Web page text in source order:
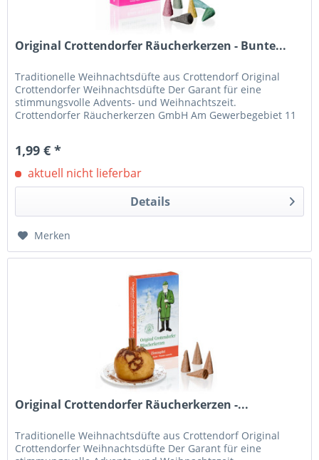
Original Crottendorfer Räucherkerzen - Bunte...
Traditionelle Weihnachtsdüfte aus Crottendorf Original
Crottendorfer Weihnachtsdüfte Der Garant für eine
stimmungsvolle Advents- und Weihnachtszeit.
Crottendorfer Räucherkerzen GmbH Am Gewerbegebiet 11
1,99 € *
aktuell nicht lieferbar
Details
Merken
Original Crottendorfer Räucherkerzen -...
Traditionelle Weihnachtsdüfte aus Crottendorf Original
Crottendorfer Weihnachtsdüfte Der Garant für eine